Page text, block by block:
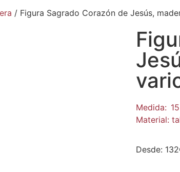
/ Figura Sagrado Corazón de Jesús,
Medida:
Material:
Desde: 132